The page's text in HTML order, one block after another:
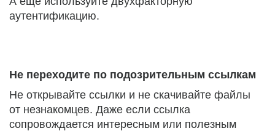
аутентификацию.
Не переходите по подозрительным ссылкам
Не открывайте ссылки и не скачивайте файлы
от незнакомцев. Даже если ссылка
сопровождается интересным или полезным